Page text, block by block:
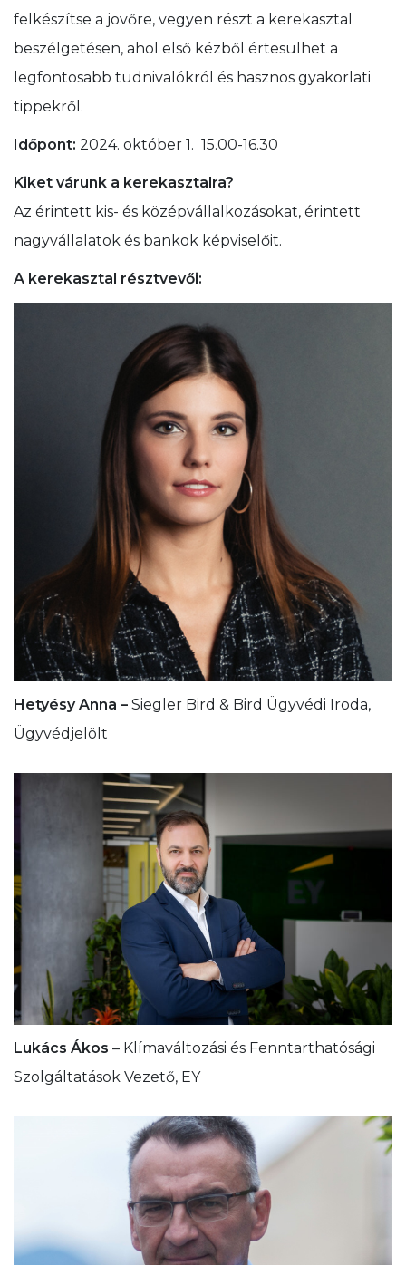
felkészítse a jövőre, vegyen részt a kerekasztal
beszélgetésen, ahol első kézből értesülhet a
legfontosabb tudnivalókról és hasznos gyakorlati
tippekről.
Időpont: 2024. október 1. 15.00-16.30
Kiket várunk a kerekasztalra?
Az érintett kis- és középvállalkozásokat, érintett
nagyvállalatok és bankok képviselőit.
A kerekasztal résztvevői:
Hetyésy Anna – Siegler Bird & Bird Ügyvédi Iroda,
Ügyvédjelölt
Lukács Ákos – Klímaváltozási és Fenntarthatósági
Szolgáltatások Vezető, EY